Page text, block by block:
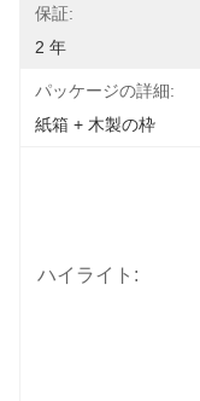
保証:
2 年
パッケージの詳細:
紙箱 + 木製の枠
ハイライト: